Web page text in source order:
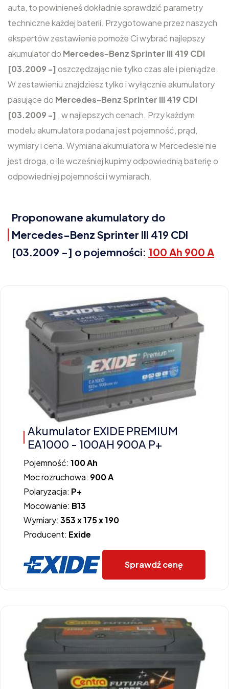
auta, to powinieneś dokładnie sprawdzić parametry
techniczne każdej baterii. Przygotowane przez naszych
ekspertów zestawienie pomoże Ci wybrać najlepszy
akumulator do Mercedes-Benz Sprinter III 419 CDI
[03.2009 -] oszczędzając nie tylko czas ale i pieniądze.
W zestawieniu znajdziesz tylko i wyłącznie akumulatory
pasujące do Mercedes-Benz Sprinter III 419 CDI
[03.2009 -] , w najlepszych cenach. Przy każdym
modelu akumulatora podana jest pojemność, prąd,
wymiary i cena. Wymiana akumulatora w Mercedesie nie
jest droga, o ile wcześniej kupimy odpowiednią baterię o
odpowiedniej pojemności i wymiarach.
Proponowane akumulatory do
Mercedes-Benz Sprinter III 419 CDI
[03.2009 -] o pojemności: 100 Ah 900 A
Akumulator EXIDE PREMIUM
EA1000 - 100AH 900A P+
Pojemność: 100 Ah
Moc rozruchowa: 900 A
Polaryzacja: P+
Mocowanie: B13
Wymiary: 353 x 175 x 190
Producent: Exide
Sprawdź cenę